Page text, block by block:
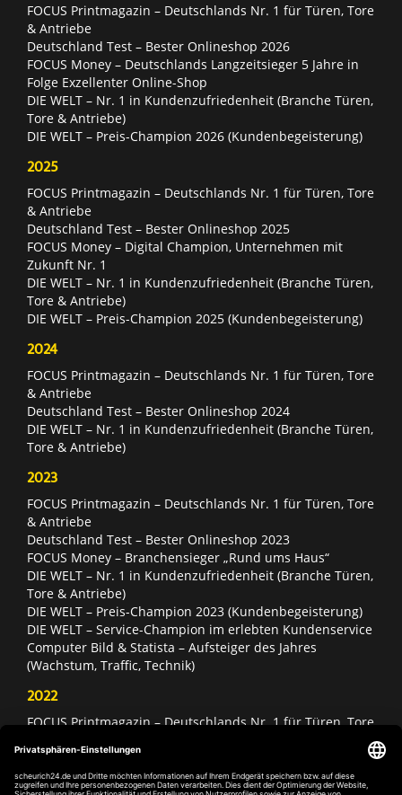
FOCUS Printmagazin – Deutschlands Nr. 1 für Türen, Tore
& Antriebe
Deutschland Test – Bester Onlineshop 2026
FOCUS Money – Deutschlands Langzeitsieger 5 Jahre in
Folge Exzellenter Online-Shop
DIE WELT – Nr. 1 in Kundenzufriedenheit (Branche Türen,
Tore & Antriebe)
DIE WELT – Preis-Champion 2026 (Kundenbegeisterung)
2025
FOCUS Printmagazin – Deutschlands Nr. 1 für Türen, Tore
& Antriebe
Deutschland Test – Bester Onlineshop 2025
FOCUS Money – Digital Champion, Unternehmen mit
Zukunft Nr. 1
DIE WELT – Nr. 1 in Kundenzufriedenheit (Branche Türen,
Tore & Antriebe)
DIE WELT – Preis-Champion 2025 (Kundenbegeisterung)
2024
FOCUS Printmagazin – Deutschlands Nr. 1 für Türen, Tore
& Antriebe
Deutschland Test – Bester Onlineshop 2024
DIE WELT – Nr. 1 in Kundenzufriedenheit (Branche Türen,
Tore & Antriebe)
2023
FOCUS Printmagazin – Deutschlands Nr. 1 für Türen, Tore
& Antriebe
Deutschland Test – Bester Onlineshop 2023
FOCUS Money – Branchensieger „Rund ums Haus“
DIE WELT – Nr. 1 in Kundenzufriedenheit (Branche Türen,
Tore & Antriebe)
DIE WELT – Preis-Champion 2023 (Kundenbegeisterung)
DIE WELT – Service-Champion im erlebten Kundenservice
Computer Bild & Statista – Aufsteiger des Jahres
(Wachstum, Traffic, Technik)
2022
FOCUS Printmagazin – Deutschlands Nr. 1 für Türen, Tore
Deutschland Test – Bester Onlineshop 2022
FOCUS Money – Branchensieger „Rund ums Haus“